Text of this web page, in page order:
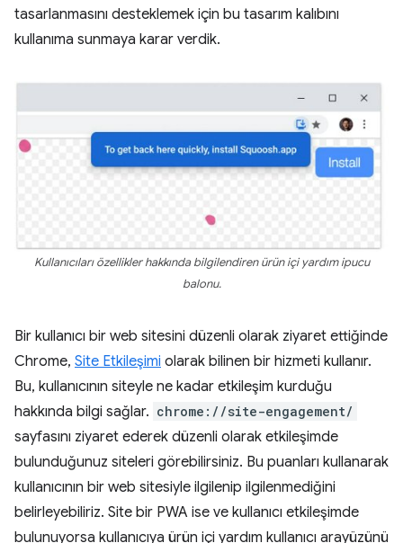
tasarlanmasını desteklemek için bu tasarım kalıbını
kullanıma sunmaya karar verdik.
Kullanıcıları özellikler hakkında bilgilendiren ürün içi yardım ipucu
balonu.
Bir kullanıcı bir web sitesini düzenli olarak ziyaret ettiğinde
Chrome, Site Etkileşimi olarak bilinen bir hizmeti kullanır.
Bu, kullanıcının siteyle ne kadar etkileşim kurduğu
hakkında bilgi sağlar. chrome://site-engagement/
sayfasını ziyaret ederek düzenli olarak etkileşimde
bulunduğunuz siteleri görebilirsiniz. Bu puanları kullanarak
kullanıcının bir web sitesiyle ilgilenip ilgilenmediğini
belirleyebiliriz. Site bir PWA ise ve kullanıcı etkileşimde
bulunuyorsa kullanıcıya ürün içi yardım kullanıcı arayüzünü